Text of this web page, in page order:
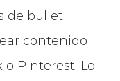
de bullet
contenido
o Pinterest. Lo